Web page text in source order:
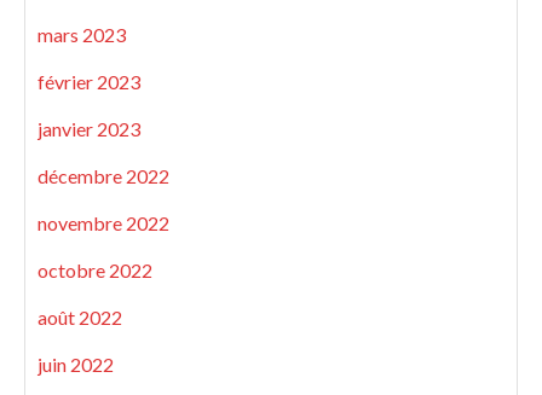
mars 2023
février 2023
janvier 2023
décembre 2022
novembre 2022
octobre 2022
août 2022
juin 2022